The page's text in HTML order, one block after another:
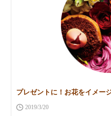
プレゼントに！お花をイメー
2019/3/20